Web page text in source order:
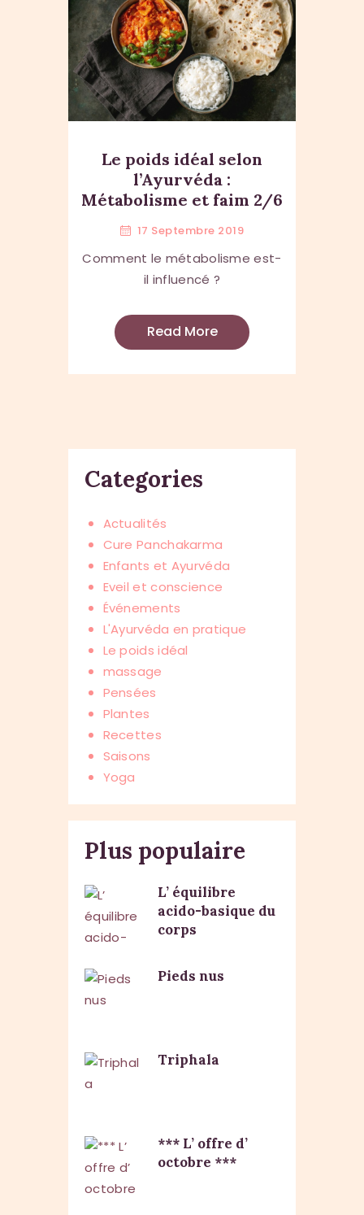
Le poids idéal selon
l’Ayurvéda :
Métabolisme et faim 2/6
17 Septembre 2019
Comment le métabolisme est-
il influencé ?
Read More
Categories
Actualités
Cure Panchakarma
Enfants et Ayurvéda
Eveil et conscience
Événements
L'Ayurvéda en pratique
Le poids idéal
massage
Pensées
Plantes
Recettes
Saisons
Yoga
Plus populaire
L’ équilibre
acido-basique du
corps
Pieds nus
Triphala
*** L’ offre d’
octobre ***